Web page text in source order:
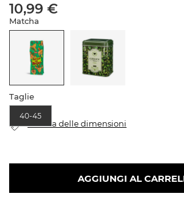
10,99 €
Matcha
Taglie
40-45
Tabella delle dimensioni
AGGIUNGI AL